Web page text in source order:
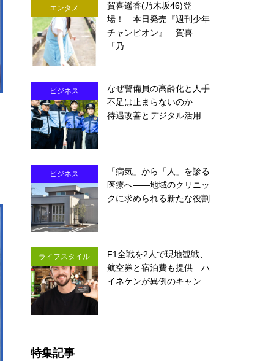
エンタメ
賀喜遥香(乃木坂46)登
場！ 本日発売『週刊少年
チャンピオン』 賀喜
「乃...
ビジネス
なぜ警備員の高齢化と人手
不足は止まらないのか――
待遇改善とデジタル活用...
ビジネス
「病気」から「人」を診る
医療へ――地域のクリニッ
クに求められる新たな役割
ライフスタイル
F1全戦を2人で現地観戦、
航空券と宿泊費も提供 ハ
イネケンが異例のキャン...
特集記事